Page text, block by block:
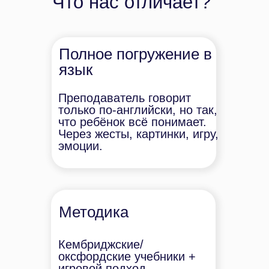
Кембриджские/
оксфордские учебники +
Методика
Преподаватель говорит
только по-английски, но так,
что ребёнок всё понимает.
Через жесты, картинки, игру,
эмоции.
Полное погружение в
язык
Игровой формат занятий